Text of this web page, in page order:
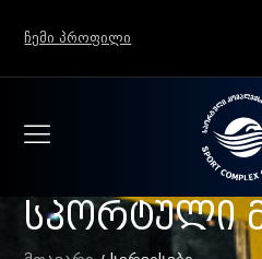
ᲩᲔᲛᲘ ᲞᲠᲝᲤᲘᲚᲘ
სპორტული